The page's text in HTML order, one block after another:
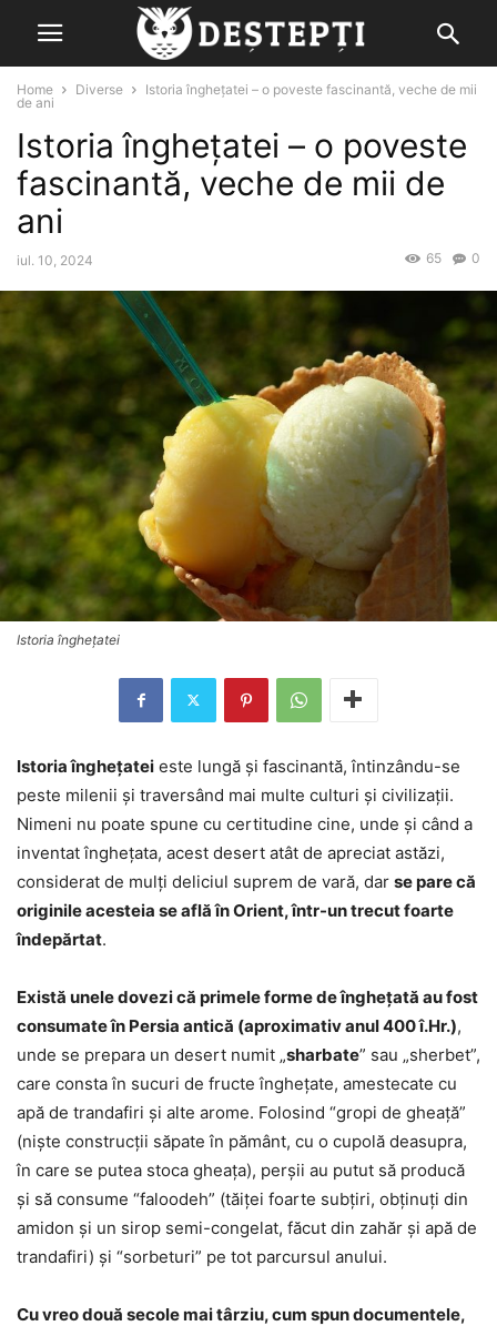
Home Diverse
Istoria îngheţatei – o poveste fascinantă, veche de mii
de ani
Istoria îngheţatei – o poveste
fascinantă, veche de mii de
ani
iul. 10, 2024 0
65
Istoria îngheţatei
Istoria înghețatei este lungă și fascinantă, întinzându-se
peste milenii și traversând mai multe culturi și civilizații.
Nimeni nu poate spune cu certitudine cine, unde şi când a
inventat îngheţata, acest desert atât de apreciat astăzi,
considerat de mulţi deliciul suprem de vară, dar se pare că
originile acesteia se află în Orient, într-un trecut foarte
îndepărtat.
Există unele dovezi că primele forme de înghețată au fost
consumate în Persia antică (aproximativ anul 400 î.Hr.),
unde se prepara un desert numit „sharbate” sau „sherbet”,
care consta în sucuri de fructe înghețate, amestecate cu
apă de trandafiri și alte arome. Folosind “gropi de gheață”
(nişte construcţii săpate în pământ, cu o cupolă deasupra,
în care se putea stoca gheaţa), perșii au putut să producă
şi să consume “faloodeh” (tăiței foarte subțiri, obținuți din
amidon şi un sirop semi-congelat, făcut din zahăr și apă de
trandafiri) și “sorbeturi” pe tot parcursul anului.
Cu vreo două secole mai târziu, cum spun documentele,